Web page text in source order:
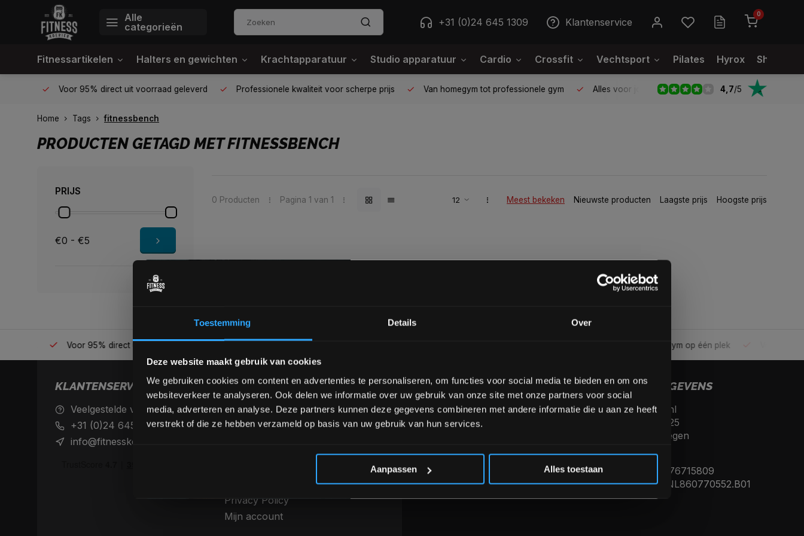
Toestemming Details Over
Deze website maakt gebruik van cookies
We gebruiken cookies om content en advertenties te personaliseren, om functies voor social media te bieden en om ons
websiteverkeer te analyseren. Ook delen we informatie over uw gebruik van onze site met onze partners voor social
media, adverteren en analyse. Deze partners kunnen deze gegevens combineren met andere informatie die u aan ze heeft
verstrekt of die ze hebben verzameld op basis van uw gebruik van hun services.
Aanpassen Alles toestaan
Alle
categorieën
+31 (0)24 645 1309 Klantenservice
0
Fitnessartikelen Halters en gewichten Krachtapparatuur Studio apparatuur Cardio Crossfit Vechtsport Pilates Hyrox
Voor 95% direct uit voorraad geleverd Professionele kwaliteit voor scherpe prijs Van homegym tot professionele gym Alles voor jouw gym op één plek Voor 95%
4,7/5
Home Tags fitnessbench
PRODUCTEN GETAGD MET FITNESSBENCH
PRIJS
€0 - €5
0 Producten Pagina 1 van 1 Meest bekeken Nieuwste producten Laagste prijs Hoogste prijs
Voor 95% direct uit voorraad geleverd Alles voor jouw gym op één plek
KLANTENSERVICE
Veelgestelde vragen
+31 (0)24 645 1309
info@fitnesskoerier.nl
Achteraf betalen & Overige
betaalmethoden
Privacy Policy
Mijn account
INFORMATIE
Over ons
Blog
Categorieën
CONTACTGEGEVENS
Fitnesskoerier.nl
Kerkenbos 10125
6546 BJ, Nijmegen
KVK nummer: 76715809
Btw nummer: NL860770552.B01
Bam! 5% korting op je volgende bestelling
Inschrijven